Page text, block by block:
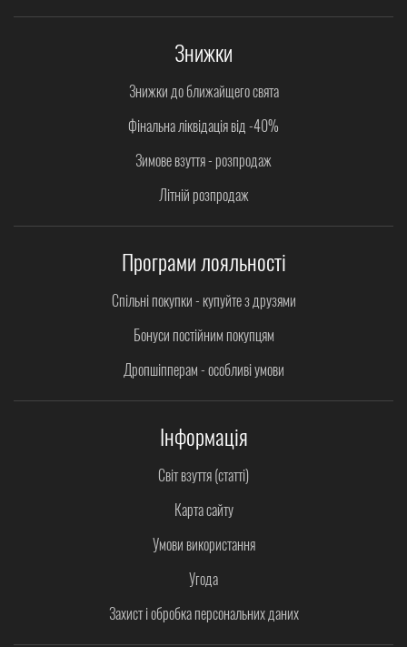
Знижки
Знижки до ближайщего свята
Фінальна ліквідація від -40%
Зимове взуття - розпродаж
Літній розпродаж
Програми лояльності
Спільні покупки - купуйте з друзями
Бонуси постійним покупцям
Дропшіпперам - особливі умови
Інформація
Світ взуття (статті)
Карта сайту
Умови використання
Угода
Захист і обробка персональних даних